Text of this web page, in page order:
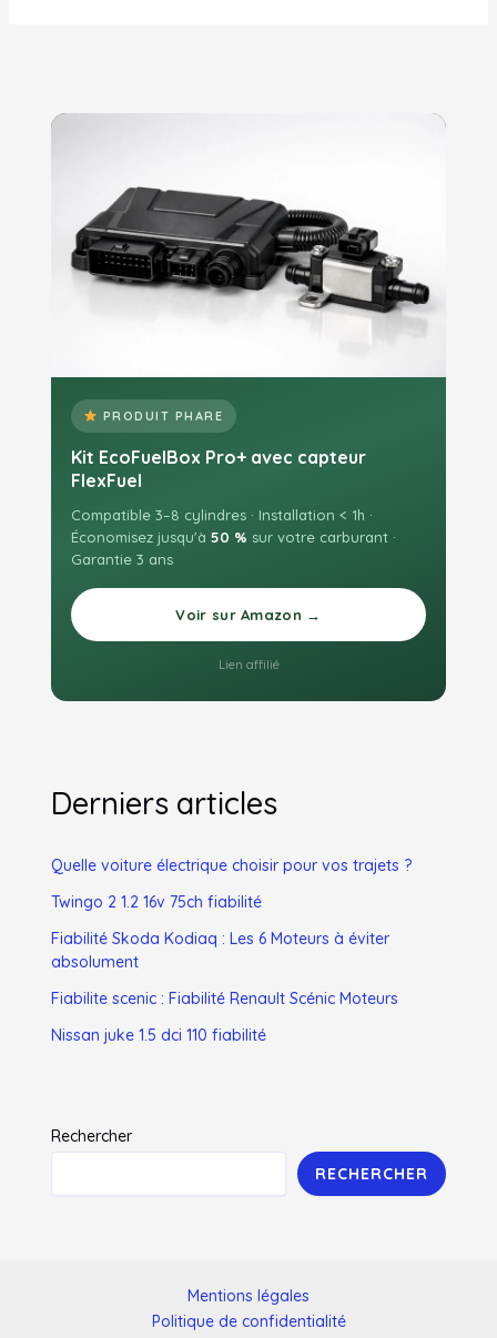
PRODUIT PHARE
Kit EcoFuelBox Pro+ avec capteur
FlexFuel
Compatible 3–8 cylindres · Installation < 1h ·
Économisez jusqu'à 50 % sur votre carburant ·
Garantie 3 ans
Voir sur Amazon →
Lien affilié
Derniers articles
Quelle voiture électrique choisir pour vos trajets ?
Twingo 2 1.2 16v 75ch fiabilité
Fiabilité Skoda Kodiaq : Les 6 Moteurs à éviter
absolument
Fiabilite scenic : Fiabilité Renault Scénic Moteurs
Nissan juke 1.5 dci 110 fiabilité
Rechercher
RECHERCHER
Mentions légales
Politique de confidentialité